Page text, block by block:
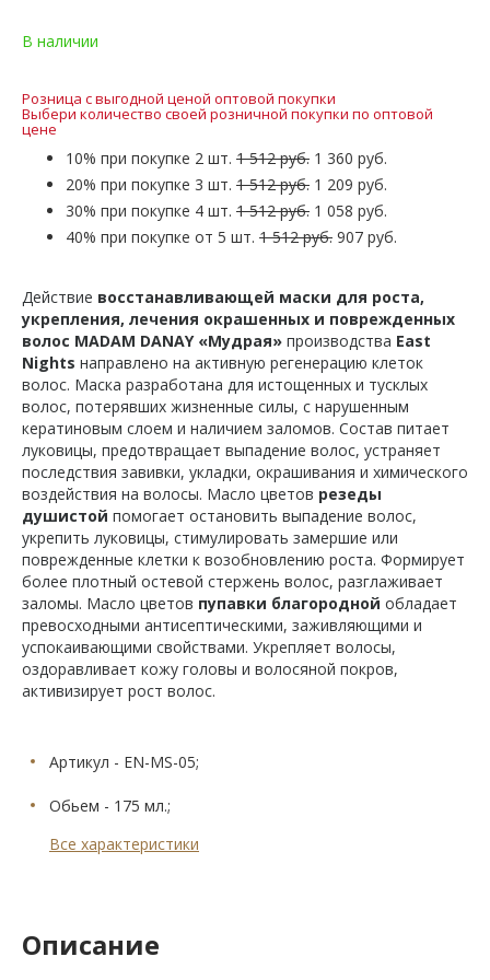
В наличии
Розница с выгодной ценой оптовой покупки
Выбери количество своей розничной покупки по оптовой
цене
10% при покупке 2 шт. 1 512 руб. 1 360 руб.
20% при покупке 3 шт. 1 512 руб. 1 209 руб.
30% при покупке 4 шт. 1 512 руб. 1 058 руб.
40% при покупке от 5 шт. 1 512 руб. 907 руб.
Действие восстанавливающей маски для роста,
укрепления, лечения окрашенных и поврежденных
волос MADAM DANAY «Мудрая» производства East
Nights направлено на активную регенерацию клеток
волос. Маска разработана для истощенных и тусклых
волос, потерявших жизненные силы, с нарушенным
кератиновым слоем и наличием заломов. Состав питает
луковицы, предотвращает выпадение волос, устраняет
последствия завивки, укладки, окрашивания и химического
воздействия на волосы. Масло цветов резеды
душистой помогает остановить выпадение волос,
укрепить луковицы, стимулировать замершие или
поврежденные клетки к возобновлению роста. Формирует
более плотный остевой стержень волос, разглаживает
заломы. Масло цветов пупавки благородной обладает
превосходными антисептическими, заживляющими и
успокаивающими свойствами. Укрепляет волосы,
оздоравливает кожу головы и волосяной покров,
активизирует рост волос.
Артикул - EN-MS-05;
Обьем - 175 мл.;
Все характеристики
Описание